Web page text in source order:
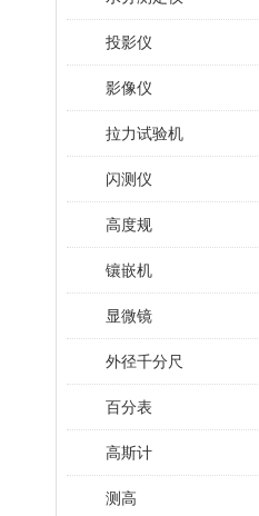
投影仪
影像仪
拉力试验机
闪测仪
高度规
镶嵌机
显微镜
外径千分尺
百分表
高斯计
测高